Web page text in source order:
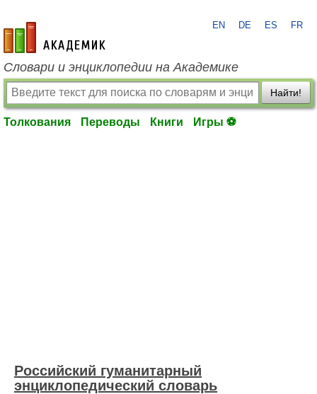
academic.ru
EN DE ES FR
Словари и энциклопедии на Академике
Найти!
Толкования Переводы Книги Игры ⚽
Российский гуманитарный
энциклопедический словарь